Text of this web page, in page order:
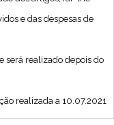
e das despesas de
será realizado depois do
realizada a 10.07.2021